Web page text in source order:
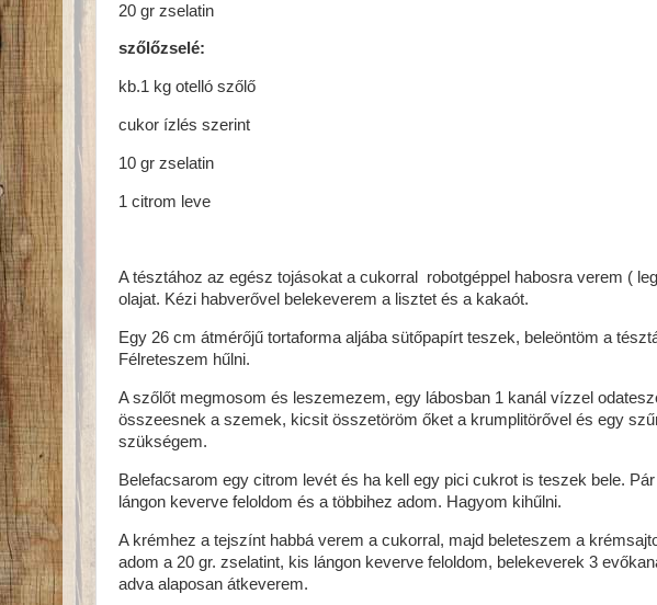
20 gr zselatin
szőlőzselé:
kb.1 kg otelló szőlő
cukor ízlés szerint
10 gr zselatin
1 citrom leve
A tésztához az egész tojásokat a cukorral robotgéppel habosra verem (
olajat. Kézi habverővel belekeverem a lisztet és a kakaót.
Egy 26 cm átmérőjű tortaforma aljába sütőpapírt teszek, beleöntöm a
Félreteszem hűlni.
A szőlőt megmosom és leszemezem, egy lábosban 1 kanál vízzel
összeesnek a szemek, kicsit összetöröm őket a krumplitörővel és egy
szükségem.
Belefacsarom egy citrom levét és ha kell egy pici cukrot is teszek bele.
lángon keverve feloldom és a többihez adom. Hagyom kihűlni.
A krémhez a tejszínt habbá verem a cukorral, majd beleteszem a
adom a 20 gr. zselatint, kis lángon keverve feloldom, belekeverek 3
adva alaposan átkeverem.